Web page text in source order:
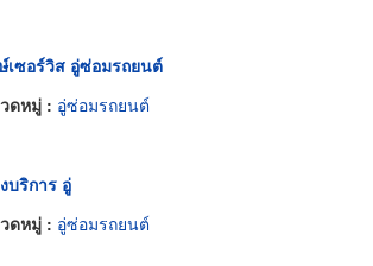
เซอร์วิส อู่ซ่อมรถยนต์
ดหมู่ : อู่ซ่อมรถยนต์
บริการ อู่
ดหมู่ : อู่ซ่อมรถยนต์